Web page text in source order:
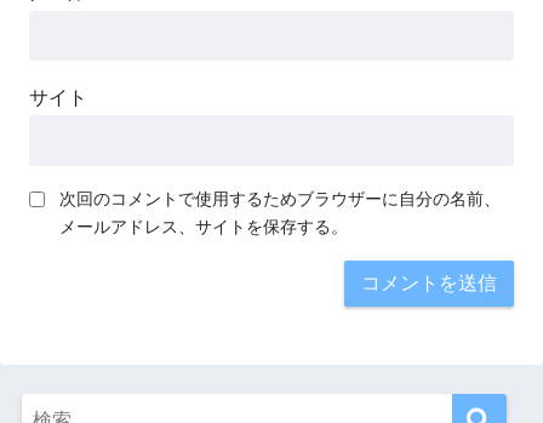
サイト
次回のコメントで使用するためブラウザーに自分の名前、
メールアドレス、サイトを保存する。